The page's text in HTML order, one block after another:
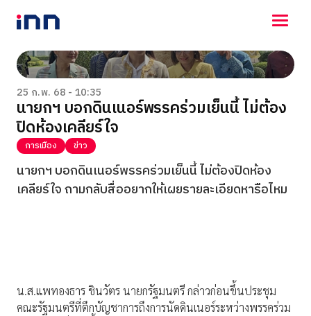
NEWS
ENTERTAINMENT
LIFESTYLE
HOROSCOPE
LOTTERY
VIDEO
ร่วมด้วยช่วยกัน
25 ก.พ. 68 - 10:35
นายกฯ บอกดินเนอร์พรรคร่วมเย็นนี้ ไม่ต้อง
ปิดห้องเคลียร์ใจ
การเมือง ข่าว
นายกฯ บอกดินเนอร์พรรคร่วมเย็นนี้ ไม่ต้องปิดห้อง
เคลียร์ใจ ถามกลับสื่ออยากให้เผยรายละเอียดหารือไหม
น.ส.แพทองธาร ชินวัตร นายกรัฐมนตรี กล่าวก่อนขึ้นประชุม
คณะรัฐมนตรีที่ตึกบัญชาการถึงการนัดดินเนอร์ระหว่างพรรคร่วม